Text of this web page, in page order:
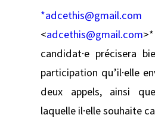
*adcethis@gmail.com
<adcethis@gmail.com
candidat·e précisera
participation qu’il·elle
deux appels, ainsi
laquelle il·elle souhaite